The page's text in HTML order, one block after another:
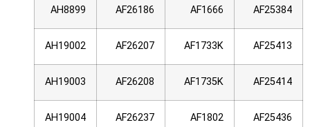
AF25384
AF1666
AF26186
AH8899
AF25413
AF1733K
AF26207
AH19002
AF25414
AF1735K
AF26208
AH19003
AF25436
AF1802
AF26237
AH19004